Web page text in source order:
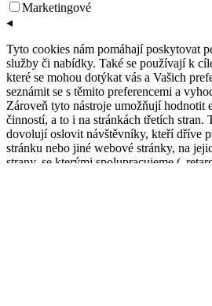
Marketingové
◂
Tyto cookies nám pomáhají poskytovat
služby či nabídky. Také se používají k
které se mohou dotýkat vás a Vašich
seznámit se s těmito preferencemi a
Zároveň tyto nástroje umožňují hodnotit
činností, a to i na stránkách třetích stran.
dovolují oslovit návštěvníky, kteří dříve
stránku nebo jiné webové stránky, na
strany, se kterými spolupracujeme